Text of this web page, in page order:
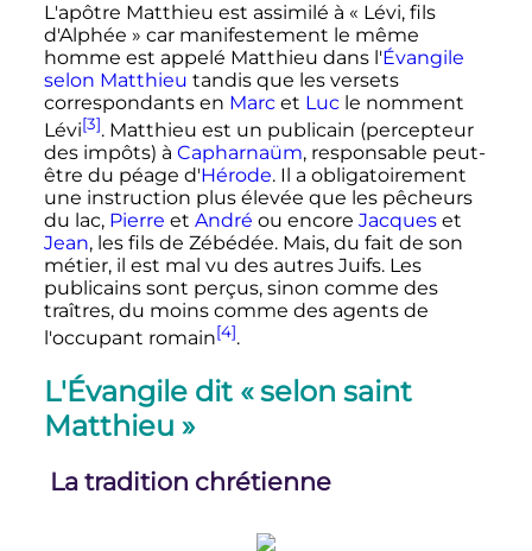
L'apôtre Matthieu est assimilé à « Lévi, fils
d'Alphée » car manifestement le même
homme est appelé Matthieu dans l'Évangile
selon Matthieu tandis que les versets
correspondants en Marcet Lucle nomment
Lévi[3]. Matthieu est un publicain (percepteur
des impôts) à Capharnaüm, responsable peut-
être du péage d'Hérode. Il a obligatoirement
une instruction plus élevée que les pêcheurs
du lac, Pierre et André ou encore Jacqueset
Jean, les fils de Zébédée. Mais, du fait de son
métier, il est mal vu des autres Juifs. Les
publicains sont perçus, sinon comme des
traîtres, du moins comme des agents de
l'occupant romain[4].
L'Évangile dit « selon saint
Matthieu »
La tradition chrétienne